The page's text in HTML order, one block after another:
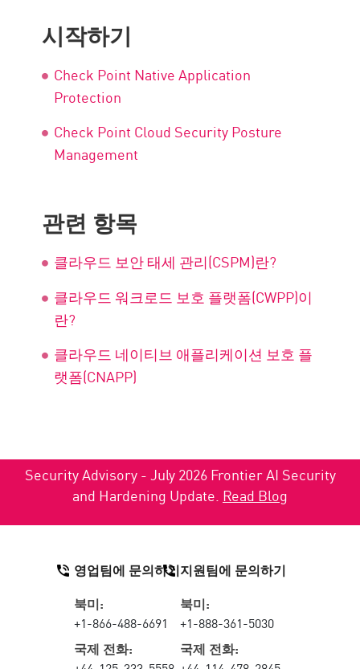
시작하기
Check Point Native Application
Protection
Check Point Cloud Security Posture
Management
관련 항목
클라우드 보안 태세 관리(CSPM)란?
클라우드 워크로드 보호 플랫폼(CWPP)이
란?
클라우드 네이티브 애플리케이션 보호 플
랫폼(CNAPP)
Security Advisory - July 2026 Frontier AI Security
and Hardening Update. Read Blog
영업팀에 문의하기
북미:
+1-866-488-6691
국제 전화:
지원팀에 문의하기
북미:
+1-888-361-5030
국제 전화: